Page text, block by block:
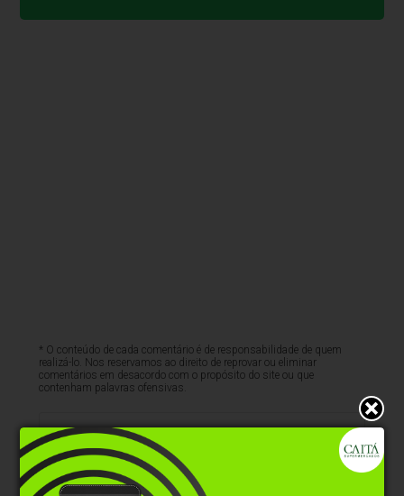
* O conteúdo de cada comentário é de responsabilidade de quem
realizá-lo. Nos reservamos ao direito de reprovar ou eliminar
comentários em desacordo com o propósito do site ou que
contenham palavras ofensivas.